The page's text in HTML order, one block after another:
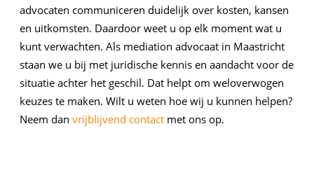
advocaten communiceren duidelijk over kosten, kansen
en uitkomsten. Daardoor weet u op elk moment wat u
kunt verwachten. Als mediation advocaat in Maastricht
staan we u bij met juridische kennis en aandacht voor de
situatie achter het geschil. Dat helpt om weloverwogen
keuzes te maken. Wilt u weten hoe wij u kunnen helpen?
Neem dan vrijblijvend contact met ons op.